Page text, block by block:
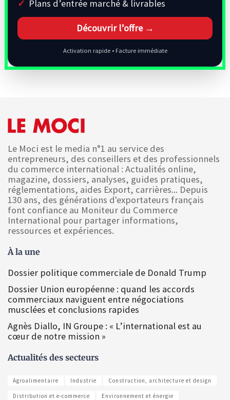
Plans d’entrée marché & livrables
Découvrir l’offre →
Activation rapide • Facture immédiate
Le Moci est le media n°1 au service des
entrepreneurs, des conseillers et des professionnels
du commerce international : Actualités online,
magazine, dossiers, analyses, guides pratiques,
réglementations, aides Export, carrières... Depuis
130 ans, des générations d'exportateurs français
font confiance au Moniteur du Commerce
International pour partager informations,
ressources et expériences.
À la une
Dossier politique commerciale de Donald Trump
Dossier Union européenne : quand les accords
commerciaux naviguent entre négociations
musclées et conclusions rapides
Agnès Diallo, IN Groupe : « L’international est au
cœur de notre mission »
Actualités des secteurs
Agroalimentaire Industrie Construction, architecture et design
Distribution et e-commerce Environnement et énergie